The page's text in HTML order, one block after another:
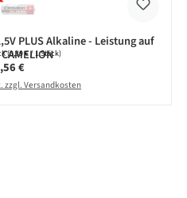
PLUS Alkaline - Leistung auf
(0,39 € / 1 Stück)
Preis:
€
zzgl. Versandkosten